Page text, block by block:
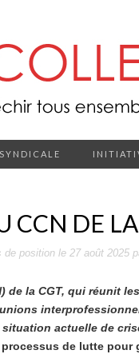
CCN DE
de position le 27 août 2025
de la CGT, qui réunit
situation actuelle de
de lutte pour